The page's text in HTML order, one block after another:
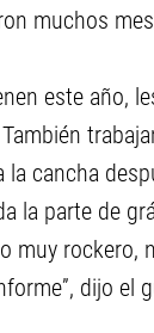
muchos
este año,
cancha
la parte de
muy rockero,
dijo el